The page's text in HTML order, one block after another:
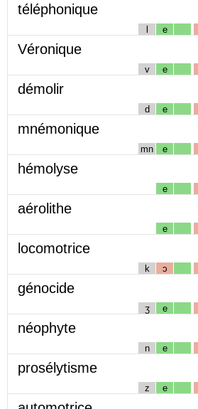
téléphonique
l e
Véronique
v e
démolir
d e
mnémonique
mn e
hémolyse
e
aérolithe
e
locomotrice
k ɔ
génocide
ʒ e
néophyte
n e
prosélytisme
z e